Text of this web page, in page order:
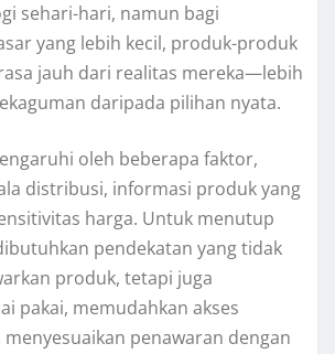
sehari-hari, namun bagi
yang lebih kecil, produk-produk
jauh dari realitas mereka—lebih
daripada pilihan nyata.
oleh beberapa faktor,
distribusi, informasi produk yang
harga. Untuk menutup
pendekatan yang tidak
produk, tetapi juga
pakai, memudahkan akses
penawaran dengan